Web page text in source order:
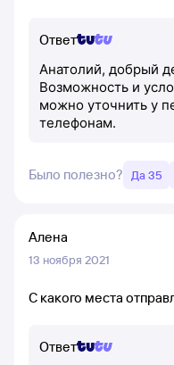
Ответ
Анатолий, добрый
Возможность и
можно уточнить у
телефонам.
Было полезно? Да 35
Алена
13 ноября 2021
С какого места
Ответ